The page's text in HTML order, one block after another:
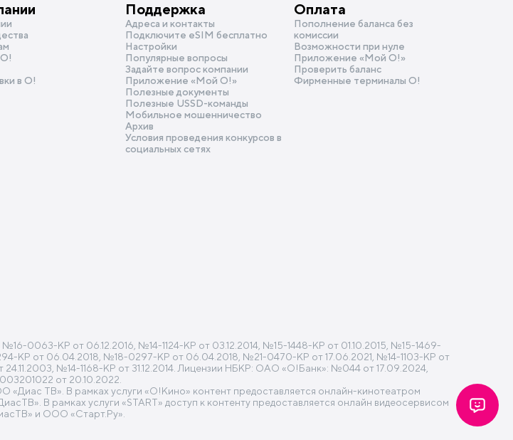
О!
в О!
Поддержка
Адреса и контакты
Подключите eSIM бесплатно
Настройки
Популярные вопросы
Задайте вопрос компании
Приложение «Mой О!»
Полезные документы
Полезные USSD-команды
Мобильное мошенничество
Архив
Условия проведения конкурсов в
социальных сетях
Оплата
Пополнение баланса без
комиссии
Возможности при нуле
Приложение «Мой О!»
Проверить баланс
Фирменные терминалы О!
0063-КР от 06.12.2016, №14-1124-КР от 03.12.2014, №15-1448-КР от 01.10.2015, №15-1469-
КР от 06.04.2018, №18-0297-КР от 06.04.2018, №21-0470-КР от 17.06.2021, №14-1103-КР от
№14-1168-КР от 31.12.2014. Лицензии НБКР: ОАО «О!Банк»: №044 от 17.09.2024,
от 20.10.2022.
ТВ». В рамках услуги «O!Кино» контент предоставляется онлайн-кинотеатром
В рамках услуги «START» доступ к контенту предоставляется онлайн видеосервисом
и ООО «Старт.Ру».